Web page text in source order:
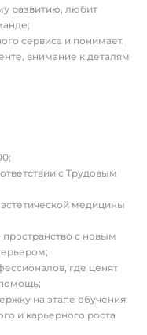
развитию, любит
сервиса и понимает,
внимание к деталям
с Трудовым
медицины
с новым
где ценят
на этапе обучения;
и карьерного роста